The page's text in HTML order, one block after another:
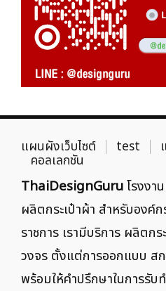
แผนผังเว็บไซต์ test
คอลเลกชัน
ThaiDesignGuruโรงงา
ผลิตกระเป๋าผ้า สำหรับองค์
ราชการ เรามีบริการ ผลิตก
วงจร ตั้งแต่การออกแบบ ส
พร้อมให้คำปรึกษาในการรับ